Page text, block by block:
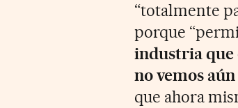
“totalmente
porque
industria que
no vemos
que ahora